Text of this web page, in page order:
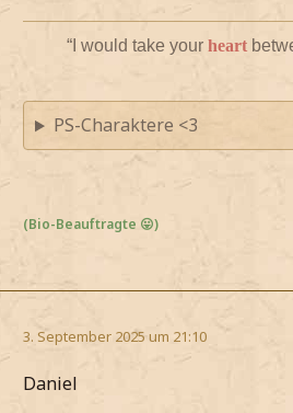
“I would take your heart
PS-Charaktere <3
(Bio-Beauftragte 😛)
3. September 2025 um 21:10
Daniel